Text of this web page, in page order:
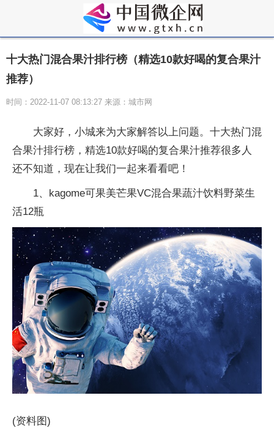
十大热门混合果汁排行榜（精选10款好喝的复合果汁
推荐）
时间：2022-11-07 08:13:27 来源：城市网
大家好，小城来为大家解答以上问题。十大热门混
合果汁排行榜，精选10款好喝的复合果汁推荐很多人
还不知道，现在让我们一起来看看吧！
1、kagome可果美芒果VC混合果蔬汁饮料野菜生
活12瓶
(资料图)